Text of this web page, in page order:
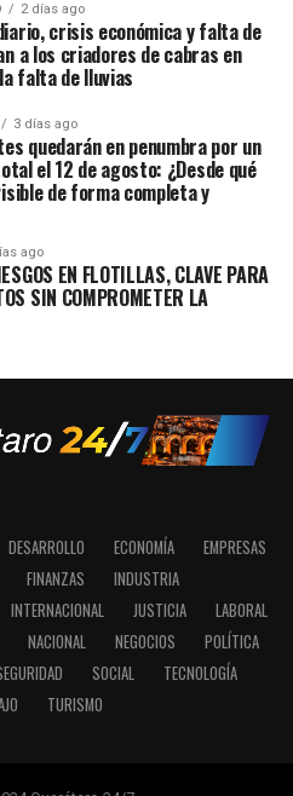
2 días ago
crisis económica y falta de
a los criadores de cabras en
falta de lluvias
3 días ago
quedarán en penumbra por un
el 12 de agosto: ¿Desde qué
de forma completa y
ago
EN FLOTILLAS, CLAVE PARA
SIN COMPROMETER LA
DESARROLLO ECONOMÍA
EMPRESAS
FINANZAS
INDUSTRIA
INTERNACIONAL JUSTICIA
LABORAL
NACIONAL NEGOCIOS
POLÍTICA
SOCIAL
TECNOLOGÍA
TURISMO